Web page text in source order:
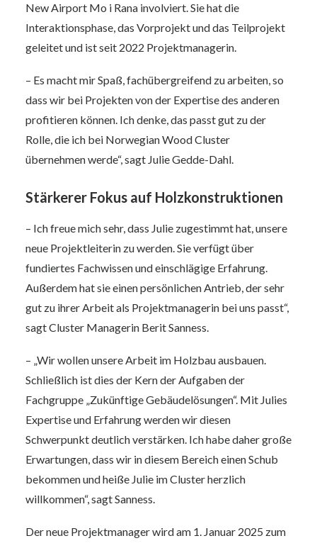
New Airport Mo i Rana involviert. Sie hat die
Interaktionsphase, das Vorprojekt und das Teilprojekt
geleitet und ist seit 2022 Projektmanagerin.
– Es macht mir Spaß, fachübergreifend zu arbeiten, so
dass wir bei Projekten von der Expertise des anderen
profitieren können. Ich denke, das passt gut zu der
Rolle, die ich bei Norwegian Wood Cluster
übernehmen werde“, sagt Julie Gedde-Dahl.
Stärkerer Fokus auf Holzkonstruktionen
– Ich freue mich sehr, dass Julie zugestimmt hat, unsere
neue Projektleiterin zu werden. Sie verfügt über
fundiertes Fachwissen und einschlägige Erfahrung.
Außerdem hat sie einen persönlichen Antrieb, der sehr
gut zu ihrer Arbeit als Projektmanagerin bei uns passt“,
sagt Cluster Managerin Berit Sanness.
– „Wir wollen unsere Arbeit im Holzbau ausbauen.
Schließlich ist dies der Kern der Aufgaben der
Fachgruppe „Zukünftige Gebäudelösungen“. Mit Julies
Expertise und Erfahrung werden wir diesen
Schwerpunkt deutlich verstärken. Ich habe daher große
Erwartungen, dass wir in diesem Bereich einen Schub
bekommen und heiße Julie im Cluster herzlich
willkommen“, sagt Sanness.
Der neue Projektmanager wird am 1. Januar 2025 zum